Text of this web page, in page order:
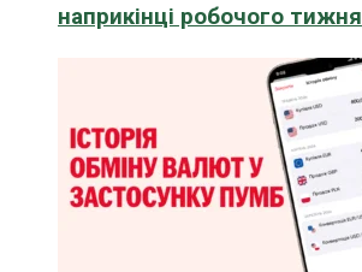
наприкінці робочого тижня